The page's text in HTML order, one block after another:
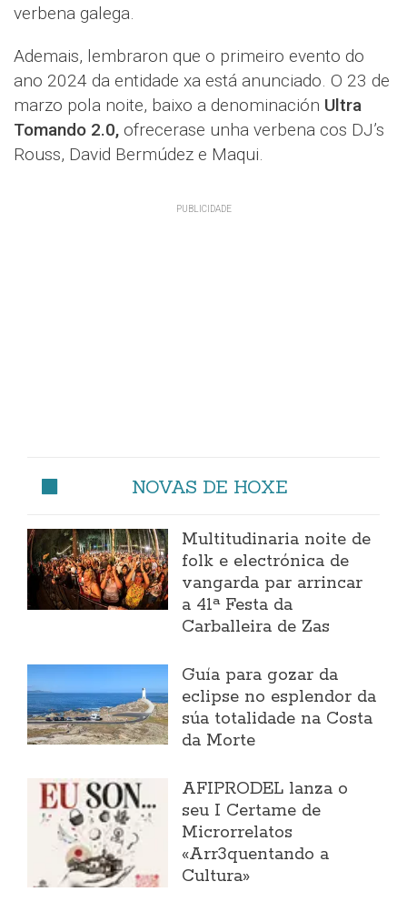
verbena galega.
Ademais, lembraron que o primeiro evento do
ano 2024 da entidade xa está anunciado. O 23 de
marzo pola noite, baixo a denominación Ultra
Tomando 2.0, ofrecerase unha verbena cos DJ’s
Rouss, David Bermúdez e Maqui.
NOVAS DE HOXE
Multitudinaria noite de
folk e electrónica de
vangarda par arrincar
a 41ª Festa da
Carballeira de Zas
Guía para gozar da
eclipse no esplendor da
súa totalidade na Costa
da Morte
AFIPRODEL lanza o
seu I Certame de
Microrrelatos
«Arr3quentando a
Cultura»